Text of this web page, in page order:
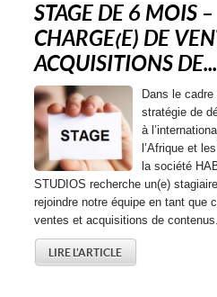
STAGE DE 6 MOIS –
CHARGE(E) DE
ACQUISITIONS DE...
Dans le cadre
stratégie de
à
l’Afrique et
la société
STUDIOS recherche un(e)
rejoindre notre équipe en tant que
ventes et acquisitions de
LIRE L'ARTICLE